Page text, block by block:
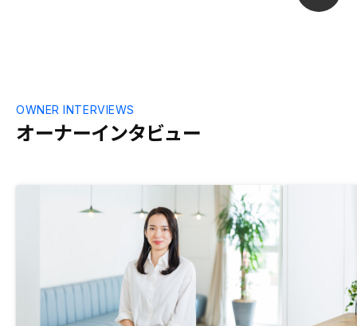
オーナーインタビュー
OWNER INTERVIEWS